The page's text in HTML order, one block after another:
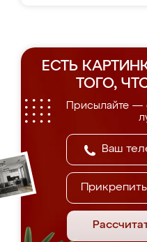
ЕСТЬ
ТОГО,
Присылайте —